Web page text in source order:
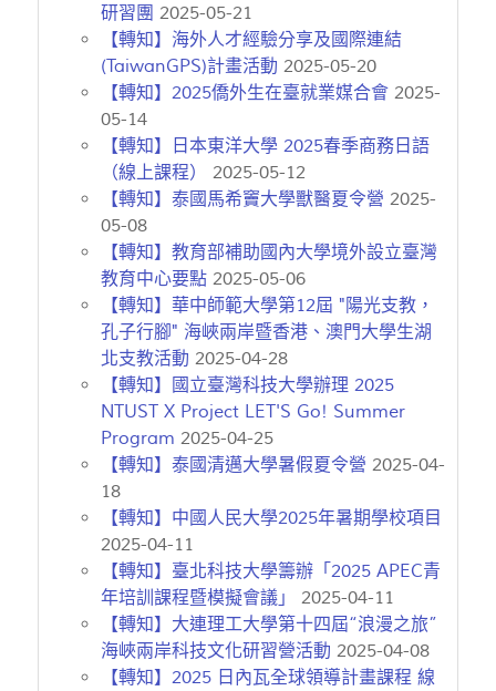
研習團 2025-05-21
【轉知】海外人才經驗分享及國際連結
(TaiwanGPS)計畫活動 2025-05-20
【轉知】2025僑外生在臺就業媒合會 2025-
05-14
【轉知】日本東洋大學 2025春季商務日語
（線上課程） 2025-05-12
【轉知】泰國馬希竇大學獸醫夏令營 2025-
05-08
【轉知】教育部補助國內大學境外設立臺灣
教育中心要點 2025-05-06
【轉知】華中師範大學第12屆 "陽光支教，
孔子行腳" 海峽兩岸暨香港、澳門大學生湖
北支教活動 2025-04-28
【轉知】國立臺灣科技大學辦理 2025
NTUST X Project LET'S Go! Summer
Program 2025-04-25
【轉知】泰國清邁大學暑假夏令營 2025-04-
18
【轉知】中國人民大學2025年暑期學校項目
2025-04-11
【轉知】臺北科技大學籌辦「2025 APEC青
年培訓課程暨模擬會議」 2025-04-11
【轉知】大連理工大學第十四屆“浪漫之旅”
海峽兩岸科技文化研習營活動 2025-04-08
【轉知】2025 日內瓦全球領導計畫課程 線